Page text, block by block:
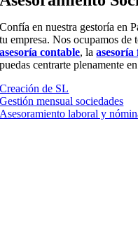
Confía en nuestra gestoría en
tu empresa. Nos ocupamos de
asesoría contable, laasesoría
puedas centrarte plenamente
Creación de SL
Gestión mensual sociedades
Asesoramiento laboral y